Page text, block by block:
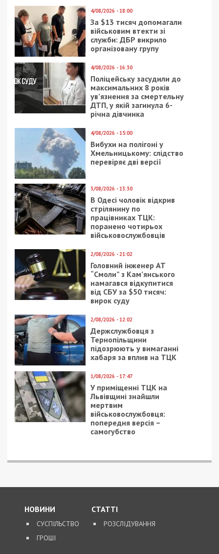
4/08/2026 - 18:00
За $13 тисяч допомагали
військовим втекти зі
служби: ДБР викрило
організовану групу
4/08/2026 - 16:30
Поліцейську засудили до
максимальних 8 років
ув’язнення за смертельну
ДТП, у якій загинула 6-
річна дівчинка
4/08/2026 - 15:00
Вибухи на полігоні у
Хмельницькому: слідство
перевіряє дві версії
3/08/2026 - 13:30
В Одесі чоловік відкрив
стрілянину по
працівниках ТЦК:
поранено чотирьох
військовослужбовців
2/08/2026 - 21:02
Головний інженер АТ
“Смоли” з Кам’янського
намагався відкупитися
від СБУ за $50 тисяч:
вирок суду
2/08/2026 - 12:02
Держслужбовця з
Тернопільщини
підозрюють у вимаганні
хабаря за вплив на ТЦК
1/08/2026 - 17:47
У приміщенні ТЦК на
Львівщині знайшли
мертвим
військовослужбовця:
попередня версія –
самогубство
НОВИНИ
СУСПІЛЬСТВО
ГРОШІ
СТАТТІ
РОЗСЛІДУВАННЯ